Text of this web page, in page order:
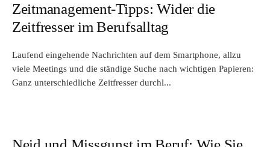
Zeitmanagement-Tipps: Wider die
Zeitfresser im Berufsalltag
Laufend eingehende Nachrichten auf dem Smartphone, allzu
viele Meetings und die ständige Suche nach wichtigen Papieren:
Ganz unterschiedliche Zeitfresser durchl...